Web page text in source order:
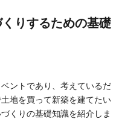
りするための基礎
ントであり、考えているだ
地を買って新築を建てたい
くりの基礎知識を紹介しま